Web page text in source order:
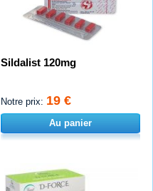
Sildalist 120mg
Notre prix: 19 €
Au panier